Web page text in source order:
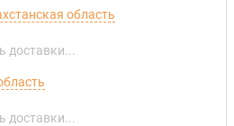
область